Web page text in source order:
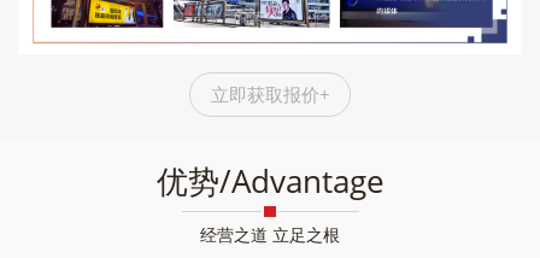
立即获取报价+
优势/Advantage
经营之道 立足之根